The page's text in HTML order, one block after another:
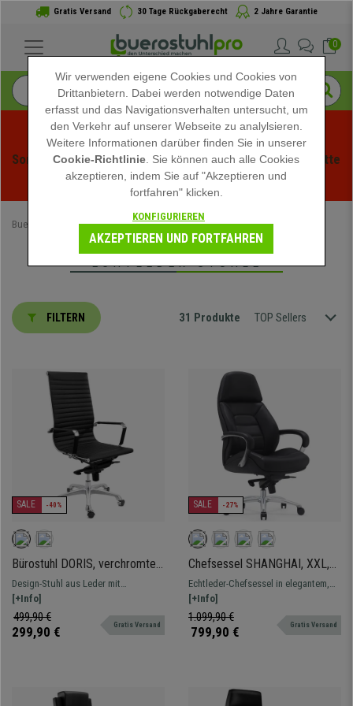
Gratis Versand 30 Tage Rückgaberecht 2 Jahre Garantie
0
Sommerschlussverauf bei buerstuhlpro! Exklusive Rabatte
für kurze Zeit - Aktion ansehen -
Buerostuhlpro Bürostühle Echtleder-Stühle
ECHTLEDER-STÜHLE
FILTERN 31 Produkte TOP Sellers
SALE -40%
Bürostuhl DORIS, verchromtes
Metallgestell, elegante
Fertigung in Ökoleder, Farbe
Schwarz
Design-Stuhl aus Leder mit
verchromtem Metallgestell,
Wippmechanik mit 4 Positionen
[+Info]
499,90 €
299,90 € Gratis Versand
SALE -27%
Chefsessel SHANGHAI, XXL,
Wippmechanismus, Echtleder,
großzügig gepolstert, Farbe
Schwarz
Echtleder-Chefsessel in elegantem,
modernem Design mit hoher
Rückenlehne und großzügiger
Polsterung.
[+Info]
1.099,90 €
799,90 € Gratis Versand
Wir verwenden eigene Cookies und Cookies von
Drittanbietern. Dabei werden notwendige Daten
erfasst und das Navigationsverhalten untersucht, um
den Verkehr auf unserer Webseite zu analylsieren.
Weitere Informationen darüber finden Sie in unserer
Cookie-Richtlinie . Sie können auch alle Cookies
akzeptieren, indem Sie auf "Akzeptieren und
fortfahren" klicken.
KONFIGURIEREN
AKZEPTIEREN UND FORTFAHREN